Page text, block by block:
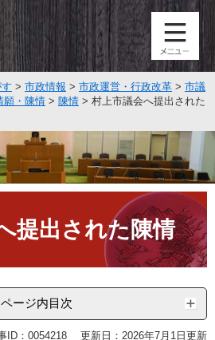
> 市政情報 > 市政運営・行政改革 > 市議
願・陳情 > 陳情 > 村上市議会へ提出された
提出された陳情
ページ内目次
ID：0054218 更新日：2026年7月1日更新